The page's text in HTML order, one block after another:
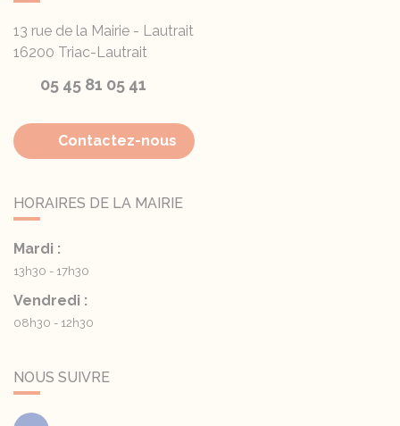
13 rue de la Mairie - Lautrait
16200 Triac-Lautrait
05 45 81 05 41
Contactez-nous
HORAIRES DE LA MAIRIE
Mardi :
13h30 - 17h30
Vendredi :
08h30 - 12h30
NOUS SUIVRE